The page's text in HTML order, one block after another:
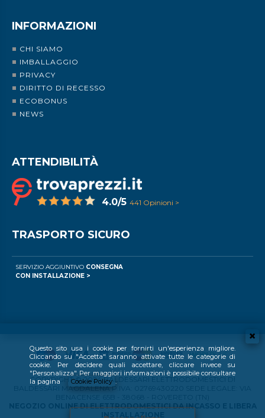
Questo sito usa i cookie per fornirti un'esperienza migliore.
Cliccando su "Accetta" saranno attivate tutte le categorie di
cookie. Per decidere quali accettare, cliccare invece su
"Personalizza". Per maggiori informazioni è possibile consultare
la pagina
Cookie Policy .
INFORMAZIONI
CHI SIAMO
IMBALLAGGIO
PRIVACY
DIRITTO DI RECESSO
ECOBONUS
NEWS
ATTENDIBILITÀ
4.0/5 441 Opinioni >
TRASPORTO SICURO
SERVIZIO AGGIUNTIVO CONSEGNA
CON INSTALLAZIONE >
COPYRIGHT © 2024 BALDESSARI ELETTRODOMESTICI DI
BALDESSARI MAGDALENA P.IVA: 02769430220 SEDE LEGALE: VIA
NEGOZIO ONLINE DI ELETTRODOMESTICI DA INCASSO E LIBERA
INSTALLAZIONE